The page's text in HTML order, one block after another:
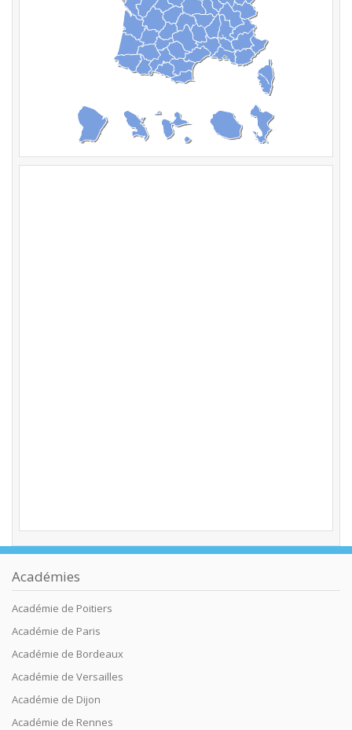
Académies
Académie de Poitiers
Académie de Paris
Académie de Bordeaux
Académie de Versailles
Académie de Dijon
Académie de Rennes